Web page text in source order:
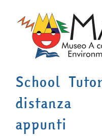
contenuto
School
appunti